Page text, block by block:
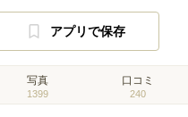
アプリで保存
写真
1399
口コミ
240